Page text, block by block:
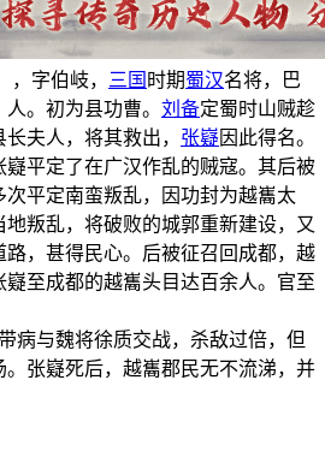
，字伯岐， 三国 时期蜀汉名将，巴
。初为县功曹。 刘备定蜀时山贼趁
长夫人，将其救出， 张嶷 因此得名。
嶷平定了在广汉作乱的贼寇。其后被
次平定南蛮叛乱，因功封为越巂太
叛乱，将破败的城郭重新建设，又
，甚得民心。后被征召回成都，越
至成都的越巂头目达百余人。官至
病与魏将徐质交战，杀敌过倍，但
张嶷死后，越巂郡民无不流涕，并